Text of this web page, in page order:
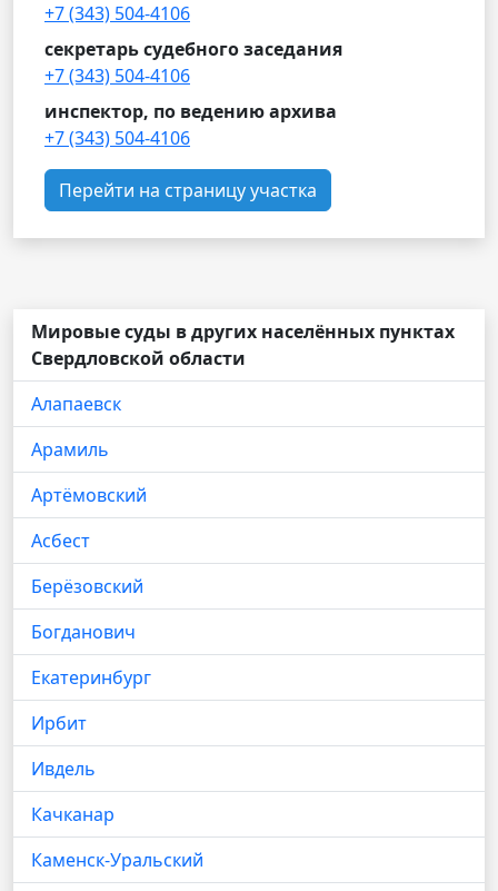
+7 (343) 504-4106
секретарь судебного заседания
+7 (343) 504-4106
инспектор, по ведению архива
+7 (343) 504-4106
Перейти на страницу участка
Мировые суды в других населённых пунктах
Свердловской области
Алапаевск
Арамиль
Артёмовский
Асбест
Берёзовский
Богданович
Екатеринбург
Ирбит
Ивдель
Качканар
Каменск-Уральский